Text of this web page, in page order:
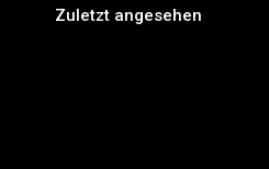
Zuletzt angesehen